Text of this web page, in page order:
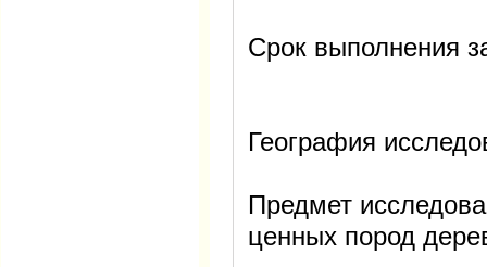
Срок выполнения
География
Предмет
ценных пород